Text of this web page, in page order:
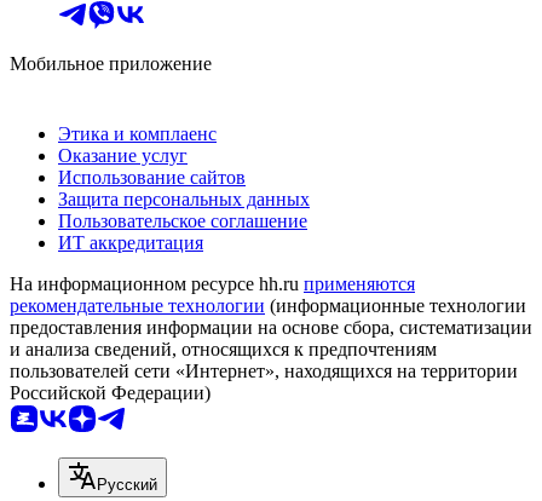
Мобильное приложение
Этика и комплаенс
Оказание услуг
Использование сайтов
Защита персональных данных
Пользовательское соглашение
ИТ аккредитация
На информационном ресурсе hh.ru применяются
рекомендательные технологии (информационные технологии
предоставления информации на основе сбора, систематизации
и анализа сведений, относящихся к предпочтениям
пользователей сети «Интернет», находящихся на территории
Российской Федерации)
Русский